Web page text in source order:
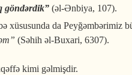
göndərdik” (əl-Ənbiya, 107).
xüsusunda da Peyğəmbərimiz
(Səhih əl-Buxari, 6307).
kimi gəlmişdir.